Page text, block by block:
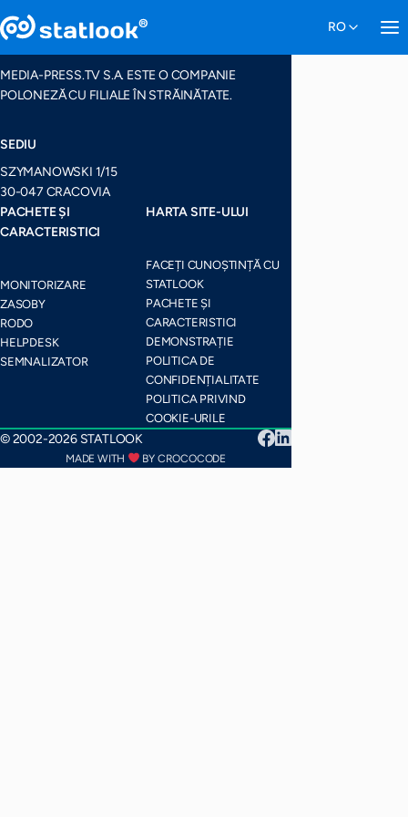
MEDIA-PRESS.TV S.A. ESTE O COMPANIE
POLONEZĂ CU FILIALE ÎN STRĂINĂTATE.
SEDIU
SZYMANOWSKI 1/15
30-047 CRACOVIA
PACHETE ȘI
CARACTERISTICI
MONITORIZARE
ZASOBY
RODO
HELPDESK
SEMNALIZATOR
HARTA SITE-ULUI
FACEȚI CUNOȘTINȚĂ CU
STATLOOK
PACHETE ȘI
CARACTERISTICI
DEMONSTRAȚIE
POLITICA DE
CONFIDENȚIALITATE
POLITICA PRIVIND
COOKIE-URILE
© 2002-2026 STATLOOK
MADE WITH BY CROCOCODE